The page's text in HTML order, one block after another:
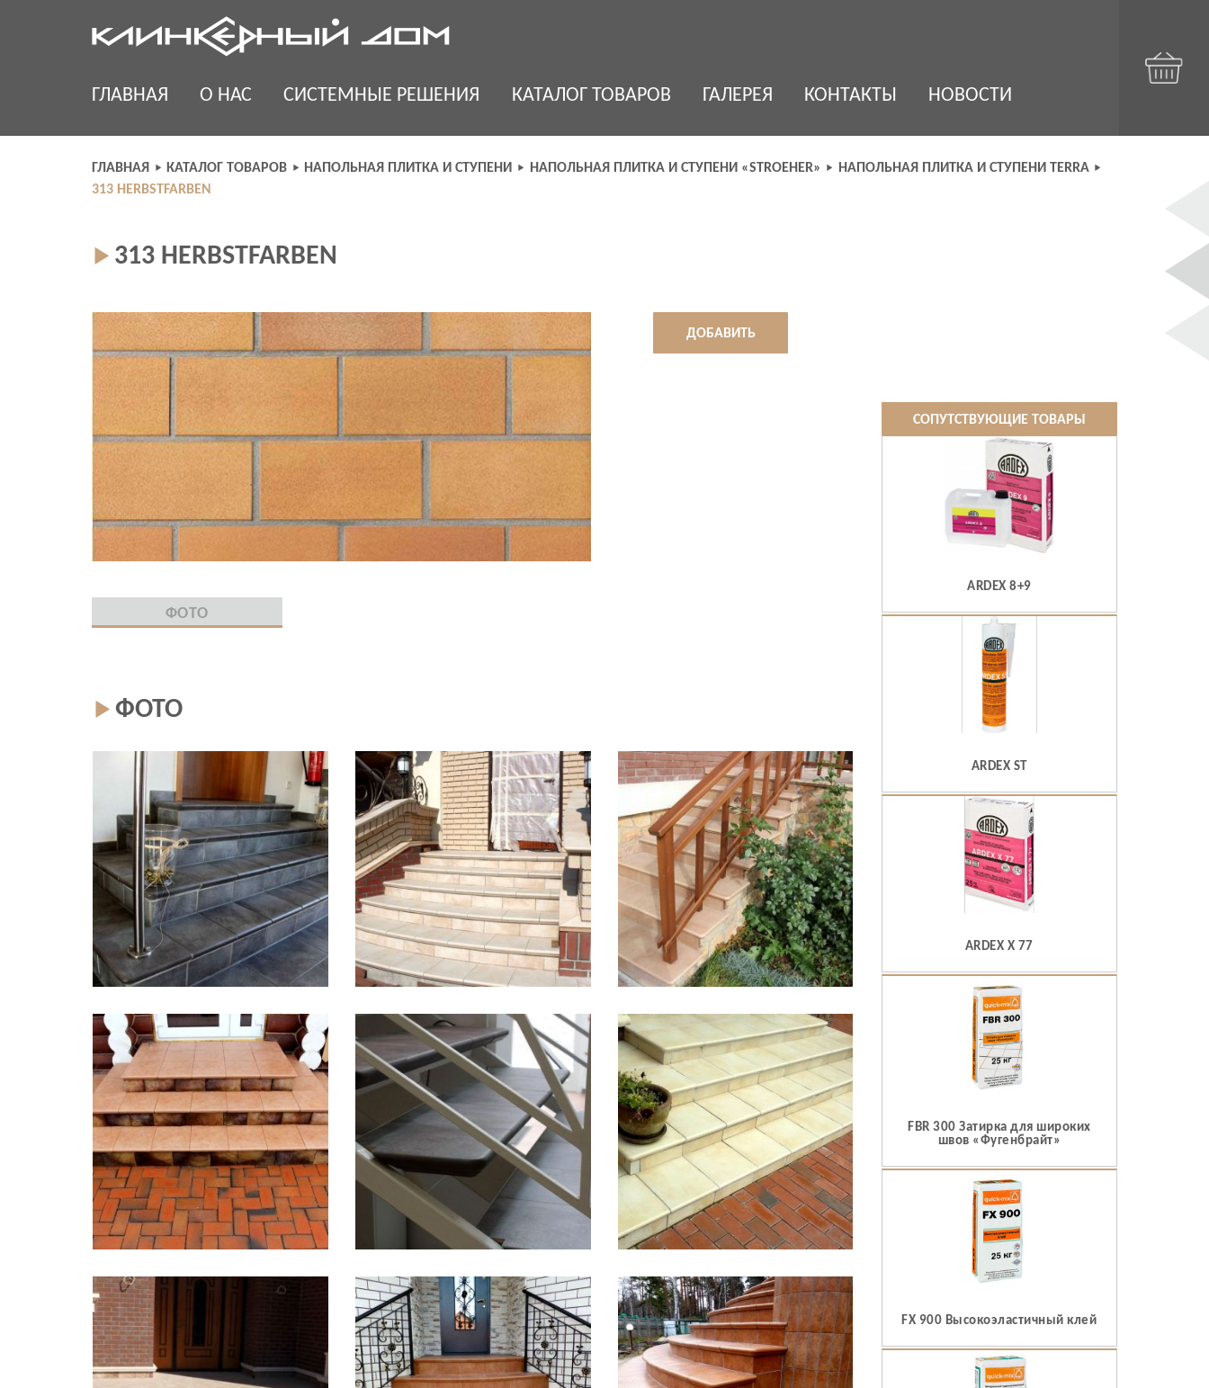
ГЛАВНАЯ О НАС СИСТЕМНЫЕ РЕШЕНИЯ КАТАЛОГ ТОВАРОВ ГАЛЕРЕЯ КОНТАКТЫ НОВОСТИ
ГЛАВНАЯ КАТАЛОГ ТОВАРОВ НАПОЛЬНАЯ ПЛИТКА И СТУПЕНИ НАПОЛЬНАЯ ПЛИТКА И СТУПЕНИ «STROEHER»
НАПОЛЬНАЯ ПЛИТКА И СТУПЕНИ TERRA
313 HERBSTFARBEN
313 HERBSTFARBEN
ДОБАВИТЬ
ФОТО
ФОТО
СОПУТСТВУЮЩИЕ ТОВАРЫ
ARDEX 8+9
ARDEX ST
ARDEX X 77
FBR 300 Затирка для широких
швов «Фугенбрайт»
FX 900 Высокоэластичный клей